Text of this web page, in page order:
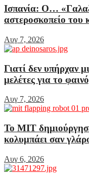
Ισπανία: Ο…
αστεροσκοπείο του
Αυγ 7, 2026
Γιατί δεν υπήρχαν
μελέτες για το
Αυγ 7, 2026
Το MIT
κολυμπάει σαν
Αυγ 6, 2026